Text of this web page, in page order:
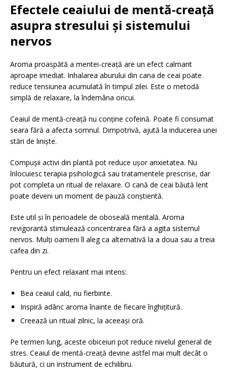
Efectele ceaiului de mentă-creață
asupra stresului și sistemului
nervos
Aroma proaspătă a mentei-creață are un efect calmant
aproape imediat. Inhalarea aburului din cana de ceai poate
reduce tensiunea acumulată în timpul zilei. Este o metodă
simplă de relaxare, la îndemâna oricui.
Ceaiul de mentă-creață nu conține cofeină. Poate fi consumat
seara fără a afecta somnul. Dimpotrivă, ajută la inducerea unei
stări de liniște.
Compușii activi din plantă pot reduce ușor anxietatea. Nu
înlocuiesc terapia psihologică sau tratamentele prescrise, dar
pot completa un ritual de relaxare. O cană de ceai băută lent
poate deveni un moment de pauză conștientă.
Este util și în perioadele de oboseală mentală. Aroma
revigorantă stimulează concentrarea fără a agita sistemul
nervos. Mulți oameni îl aleg ca alternativă la a doua sau a treia
cafea din zi.
Pentru un efect relaxant mai intens:
Bea ceaiul cald, nu fierbinte.
Inspiră adânc aroma înainte de fiecare înghițitură.
Creează un ritual zilnic, la aceeași oră.
Pe termen lung, aceste obiceiuri pot reduce nivelul general de
stres. Ceaiul de mentă-creață devine astfel mai mult decât o
băutură, ci un instrument de echilibru.